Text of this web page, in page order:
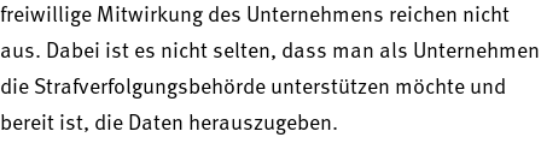
freiwillige Mitwirkung des Unternehmens reichen nicht
aus. Dabei ist es nicht selten, dass man als Unternehmen
die Strafverfolgungsbehörde unterstützen möchte und
bereit ist, die Daten herauszugeben.